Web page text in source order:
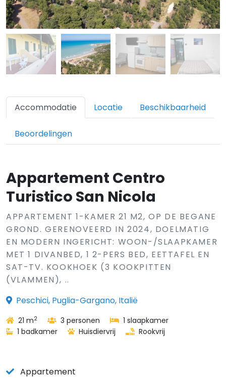
Accommodatie Locatie Beschikbaarheid
Beoordelingen
Appartement Centro
Turistico San Nicola
APPARTEMENT 1-KAMER 21 M2, OP DE BEGANE
GROND. GERENOVEERD IN 2024, DOELMATIG
EN MODERN INGERICHT: WOON-/SLAAPKAMER
MET 1 DIVANBED, 1 2-PERS BED, EETTAFEL EN
SAT-TV. KOOKHOEK (3 KOOKPITTEN
(VLAMMEN), ..
Peschici, Puglia-Gargano, Italië
21 m2 3 personen
1 slaapkamer
1 badkamer
Huisdiervrij Rookvrij
Appartement